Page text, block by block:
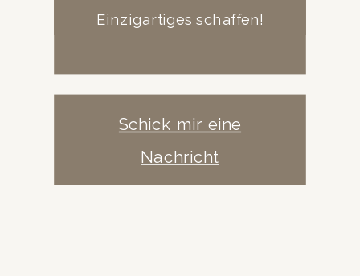
Einzigartiges schaffen!
Schick mir eine
Nachricht